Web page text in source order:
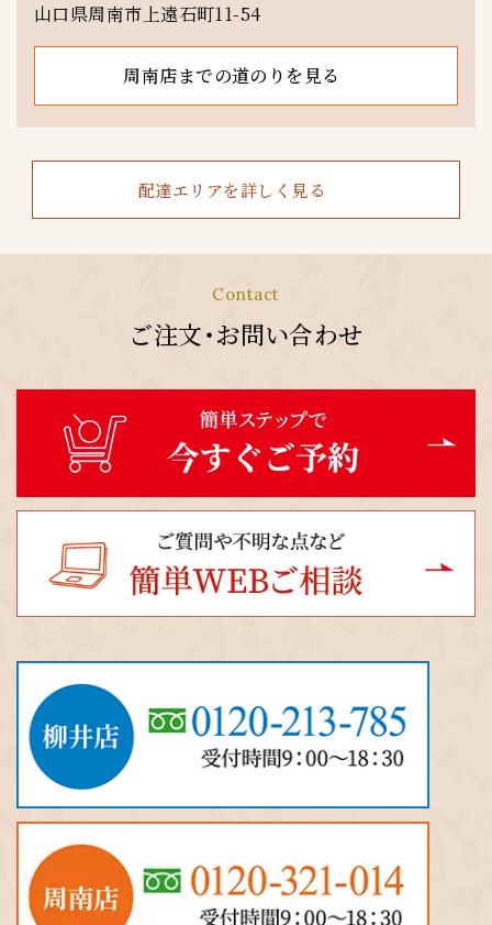
山口県周南市上遠石町11-54
周南店までの道のりを見る
配達エリアを詳しく見る
Contact
ご注文・お問い合わせ